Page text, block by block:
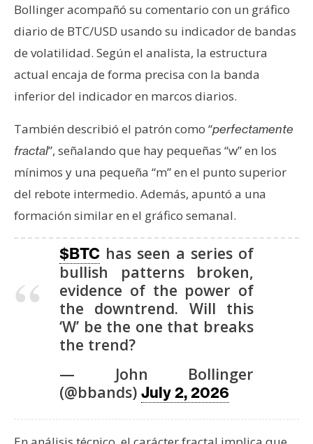
Bollinger acompañó su comentario con un gráfico
diario de BTC/USD usando su indicador de bandas
de volatilidad. Según el analista, la estructura
actual encaja de forma precisa con la banda
inferior del indicador en marcos diarios.
También describió el patrón como “perfectamente
fractal”, señalando que hay pequeñas “w” en los
mínimos y una pequeña “m” en el punto superior
del rebote intermedio. Además, apuntó a una
formación similar en el gráfico semanal.
$BTC has seen a series of
bullish patterns broken,
evidence of the power of
the downtrend. Will this
‘W’ be the one that breaks
the trend?
— John Bollinger
(@bbands) July 2, 2026